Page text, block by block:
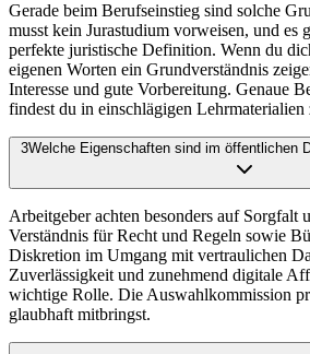
Gerade beim Berufseinstieg sind solche
musst kein Jurastudium vorweisen, und es
perfekte juristische Definition. Wenn du
eigenen Worten ein Grundverständnis
Interesse und gute Vorbereitung. Genaue
findest du in einschlägigen
3Welche Eigenschaften sind im öffentlichen
Arbeitgeber achten besonders auf Sorgfalt
Verständnis für Recht und Regeln sowie
Diskretion im Umgang mit vertraulichen
Zuverlässigkeit und zunehmend digitale
wichtige Rolle. Die Auswahlkommission
glaubhaft mitbringst.